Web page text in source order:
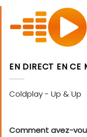
EN DIRECT EN CE
Comment avez-